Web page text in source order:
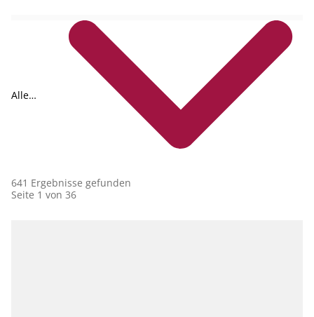
Alle
641 Ergebnisse gefunden
Seite 1 von 36